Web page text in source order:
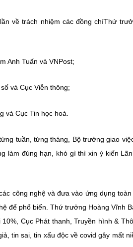
về trách nhiệm các đồng chíThứ
Anh Tuấn và VNPost;
và Cục Viễn thông;
Cục Tin học hoá.
tuần, từng tháng, Bộ trưởng giao
làm đúng hạn, khó gì thì xin ý kiến
công nghệ và đưa vào ứng dụng toàn
để phổ biến. Thứ trưởng Hoàng Vĩnh
Cục Phát thanh, Truyền hình &
tin sai, tin xấu độc về covid gây mất